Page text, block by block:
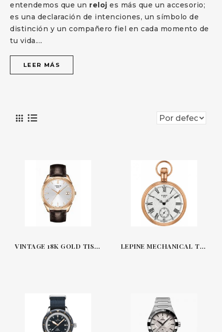
entendemos que un reloj es más que un accesorio;
es una declaración de intenciones, un símbolo de
distinción y un compañero fiel en cada momento de
tu vida....
LEER MÁS
VINTAGE 18K GOLD TISSOT LEPINE MECHANICAL TISSOT